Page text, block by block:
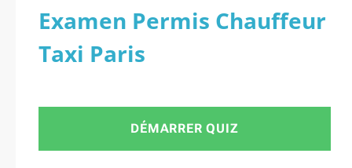
devez savoir
Examen Permis Chauffeur
Taxi Paris
DÉMARRER QUIZ